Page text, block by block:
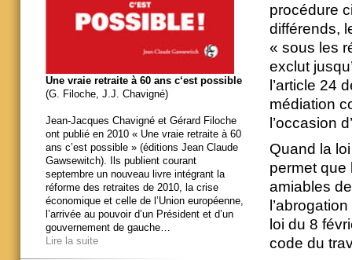
procédure
différends,
« sous les
exclut
l’article 24
médiation
l’occasion
Quand la
permet que
amiables
loi du 8
code du
Une vraie retraite à 60 ans c‘est possible
(G. Filoche, J.J. Chavigné)
Jean-Jacques Chavigné et Gérard Filoche
ont publié en 2010 « Une vraie retraite à 60
ans c’est possible » (éditions Jean Claude
Gawsewitch). Ils publient courant
septembre un nouveau livre intégrant la
réforme des retraites de 2010, la crise
économique et celle de l’Union européenne,
l’arrivée au pouvoir d’un Président et d’un
gouvernement de gauche…
Lire la suite